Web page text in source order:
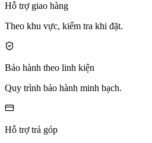
Hỗ trợ giao hàng
Theo khu vực, kiểm tra khi đặt.
Bảo hành theo linh kiện
Quy trình bảo hành minh bạch.
Hỗ trợ trả góp